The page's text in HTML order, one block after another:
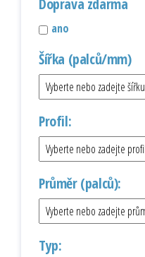
Doprava zdarma
ano
Šířka (palců/mm)
Profil:
Průměr (palců):
Typ: